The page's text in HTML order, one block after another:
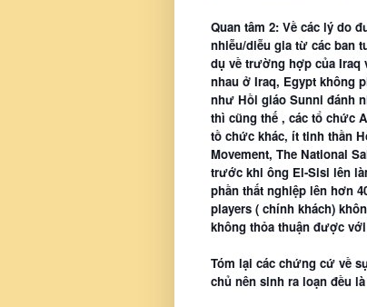
Quan tâm 2: Về các lý do
nhiễu/diễu gia từ các ban
dụ về trường hợp của Iraq
nhau ở Iraq, Egypt không
như Hồi giáo Sunni đánh
thì cũng thế , các tổ chức
tồ chức khác, ít tinh thần
Movement, The National
trước khi ông El-Sisi lên
phần thất nghiệp lên hơn
players ( chính khách)
không thỏa thuận được
Tóm lại các chứng cứ về
chủ nên sinh ra loạn đều